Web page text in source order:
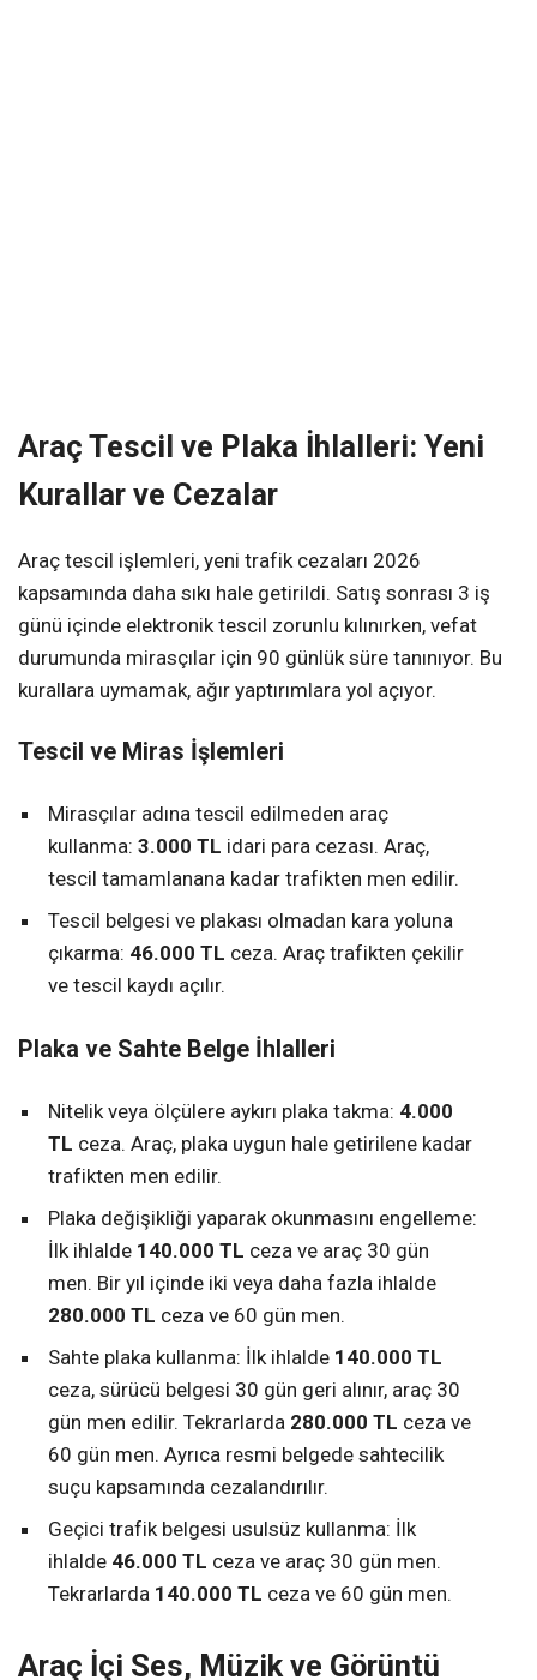
Araç Tescil ve Plaka İhlalleri: Yeni
Kurallar ve Cezalar
Araç tescil işlemleri, yeni trafik cezaları 2026
kapsamında daha sıkı hale getirildi. Satış sonrası 3 iş
günü içinde elektronik tescil zorunlu kılınırken, vefat
durumunda mirasçılar için 90 günlük süre tanınıyor. Bu
kurallara uymamak, ağır yaptırımlara yol açıyor.
Tescil ve Miras İşlemleri
Mirasçılar adına tescil edilmeden araç
kullanma: 3.000 TL idari para cezası. Araç,
tescil tamamlanana kadar trafikten men edilir.
Tescil belgesi ve plakası olmadan kara yoluna
çıkarma: 46.000 TL ceza. Araç trafikten çekilir
ve tescil kaydı açılır.
Plaka ve Sahte Belge İhlalleri
Nitelik veya ölçülere aykırı plaka takma: 4.000
TL ceza. Araç, plaka uygun hale getirilene kadar
trafikten men edilir.
Plaka değişikliği yaparak okunmasını engelleme:
İlk ihlalde 140.000 TL ceza ve araç 30 gün
men. Bir yıl içinde iki veya daha fazla ihlalde
280.000 TL ceza ve 60 gün men.
Sahte plaka kullanma: İlk ihlalde 140.000 TL
ceza, sürücü belgesi 30 gün geri alınır, araç 30
gün men edilir. Tekrarlarda 280.000 TL ceza ve
60 gün men. Ayrıca resmi belgede sahtecilik
suçu kapsamında cezalandırılır.
Geçici trafik belgesi usulsüz kullanma: İlk
ihlalde 46.000 TL ceza ve araç 30 gün men.
Tekrarlarda 140.000 TL ceza ve 60 gün men.
Araç İçi Ses, Müzik ve Görüntü